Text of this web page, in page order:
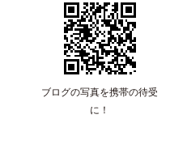
ブログの写真を携帯の待受
に！